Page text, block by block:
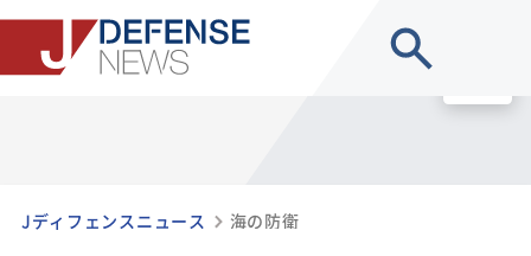
Jディフェンスニュース 海の防衛